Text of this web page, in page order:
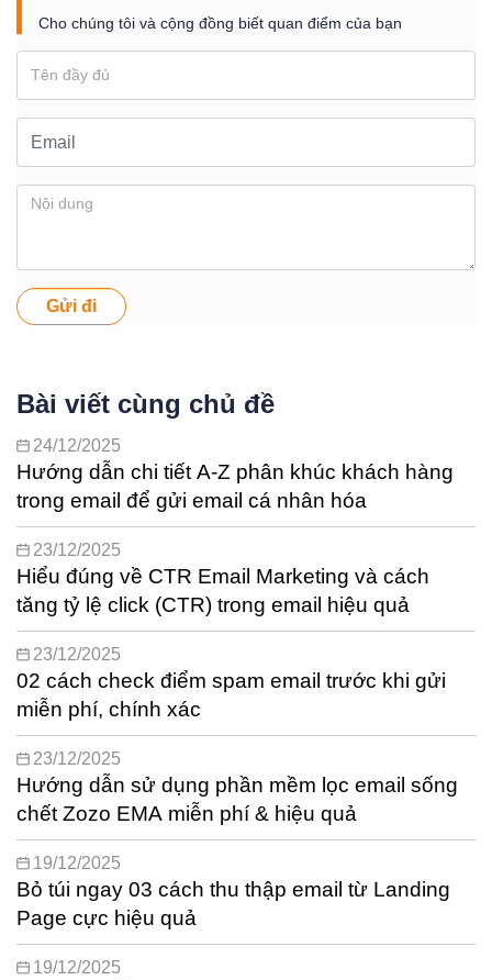
Cho chúng tôi và cộng đồng biết quan điểm của bạn
Gửi đi
Bài viết cùng chủ đề
24/12/2025
Hướng dẫn chi tiết A-Z phân khúc khách hàng
trong email để gửi email cá nhân hóa
23/12/2025
Hiểu đúng về CTR Email Marketing và cách
tăng tỷ lệ click (CTR) trong email hiệu quả
23/12/2025
02 cách check điểm spam email trước khi gửi
miễn phí, chính xác
23/12/2025
Hướng dẫn sử dụng phần mềm lọc email sống
chết Zozo EMA miễn phí & hiệu quả
19/12/2025
Bỏ túi ngay 03 cách thu thập email từ Landing
Page cực hiệu quả
19/12/2025